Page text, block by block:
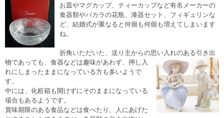
お皿やマグカップ、ティーカップなど有名メーカーの
食器類やバカラの花瓶、漆器セット、フィギュリンな
ど、結婚式が重なると何個も何個も増えてしまいます
ね。
折角いただいた、送り主からの思い入れのある引き出
物であっても、食器などは趣味があわず、押し入
れにしまったままになっている方も多いようで
す。
中には、化粧箱も開けずにそのままになっている
場合もあるようです。
賞味期限のある食品などは食べたり、人にあげた